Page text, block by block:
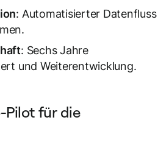
: Automatisierter Datenfluss
: Sechs Jahre
und Weiterentwicklung.
Pilot für die